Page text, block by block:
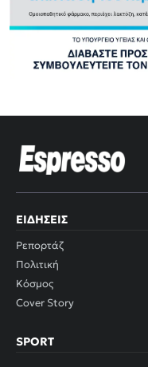
ΕΙΔΉΣΕΙΣ
Ρεπορτάζ
Πολιτική
Κόσμος
Cover Story
SPORT